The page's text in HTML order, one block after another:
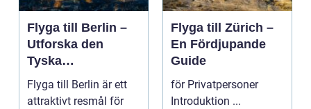
Flyga till Berlin –
Utforska den
Tyska
Huvudstaden på
Nära Håll
Flyga till Berlin är ett
attraktivt resmål för
Flyga till Zürich –
En Fördjupande
Guide
för Privatpersoner
Introduktion ...